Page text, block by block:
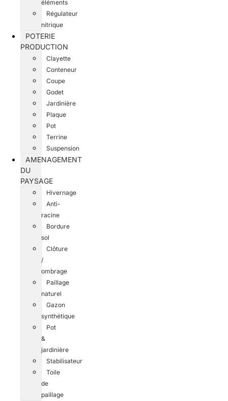
éléments
Régulateur
nitrique
POTERIE
PRODUCTION
Clayette
Conteneur
Coupe
Godet
Jardinière
Plaque
Pot
Terrine
Suspension
AMENAGEMENT
DU
PAYSAGE
Hivernage
Anti-
racine
Bordure
sol
Clôture
/
ombrage
Paillage
naturel
Gazon
synthétique
Pot
&
jardinière
Stabilisateur
Toile
de
paillage